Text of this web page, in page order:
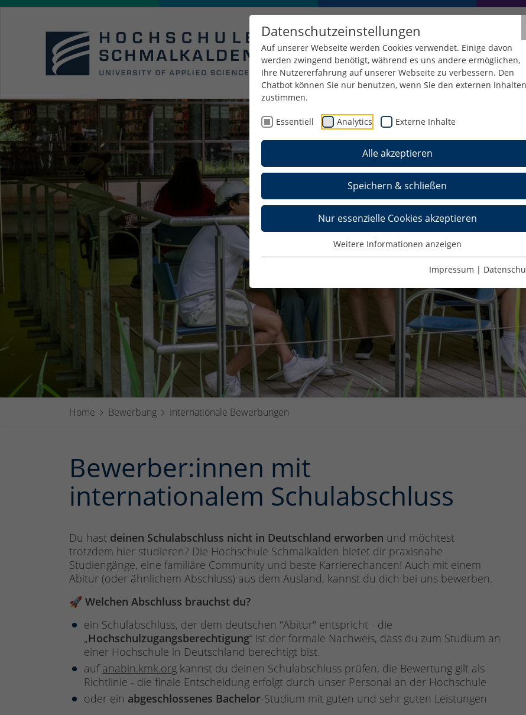
Datenschutzeinstellungen
Auf unserer Webseite werden Cookies verwendet. Einige davon
werden zwingend benötigt, während es uns andere ermöglichen,
Ihre Nutzererfahrung auf unserer Webseite zu verbessern. Den
Chatbot können Sie nur benutzen, wenn Sie den externen Inhalten
zustimmen.
Essentiell Analytics Externe Inhalte
Alle akzeptieren
Speichern & schließen
Nur essenzielle Cookies akzeptieren
Weitere Informationen anzeigen
Impressum |
Home Bewerbung Internationale Bewerbungen
Bewerber:innen mit
internationalem Schulabschluss
Du hast deinen Schulabschluss nicht in Deutschland erworben und möchtest
trotzdem hier studieren? Die Hochschule Schmalkalden bietet dir praxisnahe
Studiengänge, eine familiäre Community und beste Karrierechancen! Auch mit einem
Abitur (oder ähnlichem Abschluss) aus dem Ausland, kannst du dich bei uns bewerben.
🚀 Welchen Abschluss brauchst du?
ein Schulabschluss, der dem deutschen "Abitur" entspricht - die
„Hochschulzugangsberechtigung“ ist der formale Nachweis, dass du zum Studium an
einer Hochschule in Deutschland berechtigt bist.
auf anabin.kmk.org kannst du deinen Schulabschluss prüfen, die Bewertung gilt als
Richtlinie - die finale Entscheidung erfolgt durch unser Personal an der Hochschule
oder ein abgeschlossenes Bachelor-Studium mit guten und sehr guten Leistungen